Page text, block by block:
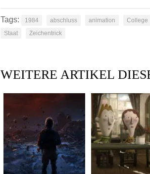
Tags: 1984 abschluss animation College
Staat
Zeichentrick
WEITERE ARTIKEL